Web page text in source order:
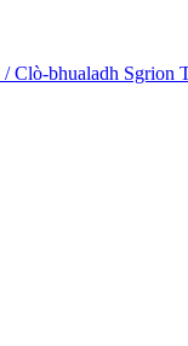
Clò-bhualadh Sgrion